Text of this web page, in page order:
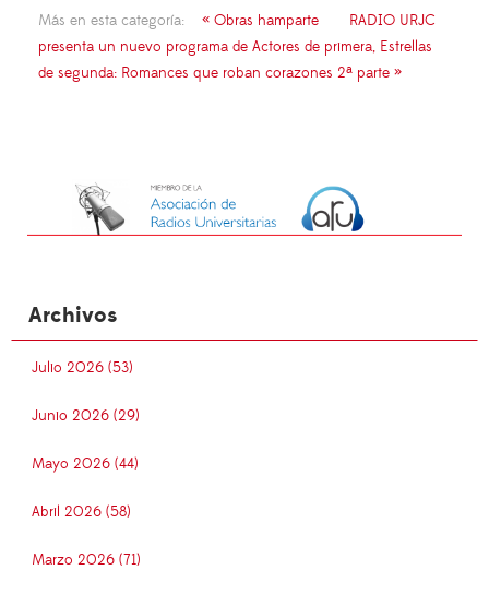
Más en esta categoría: « Obras hamparte
RADIO URJC
presenta un nuevo programa de Actores de primera, Estrellas
de segunda: Romances que roban corazones 2ª parte »
Archivos
Julio 2026 (53)
Junio 2026 (29)
Mayo 2026 (44)
Abril 2026 (58)
Marzo 2026 (71)